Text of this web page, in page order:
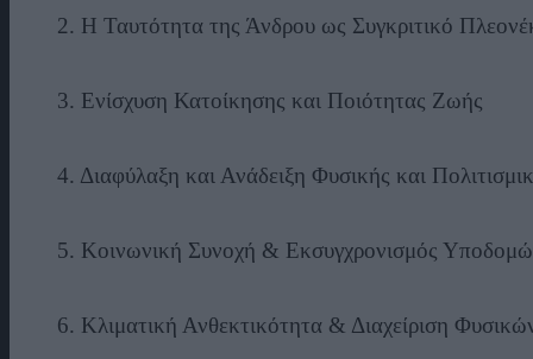
2. Η Ταυτότητα της Άνδρου ως Συγκριτικό
3. Ενίσχυση Κατοίκησης και Ποιότητας Ζωής
4. Διαφύλαξη και Ανάδειξη Φυσικής και
5. Κοινωνική Συνοχή & Εκσυγχρονισμός
6. Κλιματική Ανθεκτικότητα & Διαχείριση